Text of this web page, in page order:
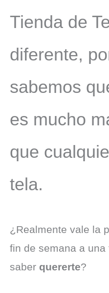
Tienda de
diferente,
sabemos
es mucho
que
tela.
¿Realmente vale la
fin de semana a
saber quererte?